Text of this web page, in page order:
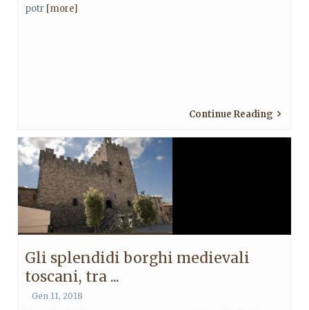
potr [more]
Continue Reading
Gli splendidi borghi medievali
toscani, tra ...
Gen 11, 2018